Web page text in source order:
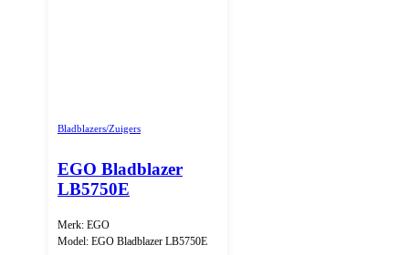
Bladblazers/Zuigers
EGO Bladblazer
LB5750E
Merk: EGO
Model: EGO Bladblazer LB5750E